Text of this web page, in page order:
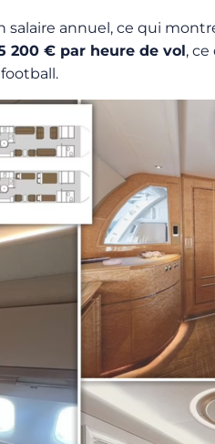
salaire annuel, ce qui
200 € par heure de vol,